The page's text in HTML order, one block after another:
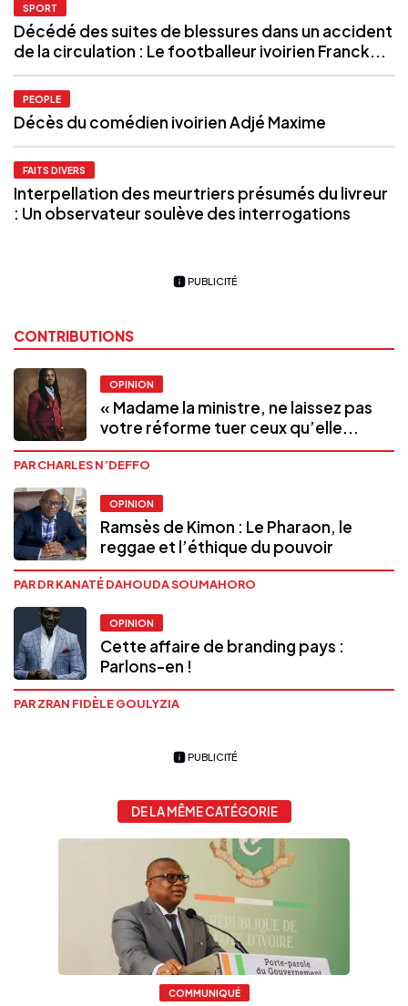
SPORT
Décédé des suites de blessures dans un accident
de la circulation : Le footballeur ivoirien Franck...
PEOPLE
Décès du comédien ivoirien Adjé Maxime
FAITS DIVERS
Interpellation des meurtriers présumés du livreur
: Un observateur soulève des interrogations
PUBLICITÉ
CONTRIBUTIONS
OPINION
« Madame la ministre, ne laissez pas
votre réforme tuer ceux qu’elle...
PAR CHARLES N’DEFFO
OPINION
Ramsès de Kimon : Le Pharaon, le
reggae et l’éthique du pouvoir
PAR DR KANATÉ DAHOUDA SOUMAHORO
OPINION
Cette affaire de branding pays :
Parlons-en !
PAR ZRAN FIDÈLE GOULYZIA
PUBLICITÉ
DE LA MÊME CATÉGORIE
COMMUNIQUÉ